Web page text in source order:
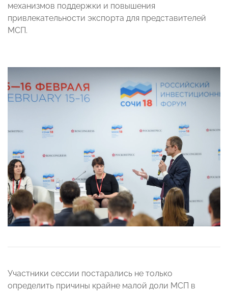
механизмов поддержки и повышения
привлекательности экспорта для представителей
МСП.
Участники сессии постарались не только
определить причины крайне малой доли МСП в